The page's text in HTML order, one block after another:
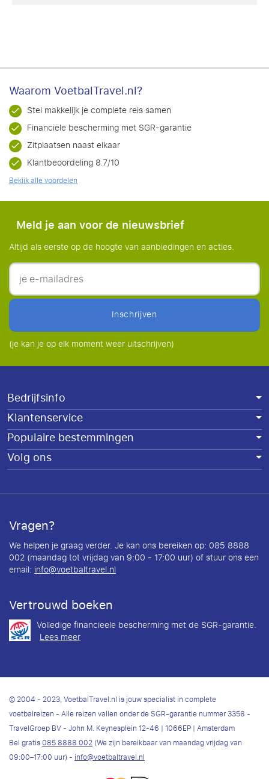
Waarom VoetbalTravel.nl?
Stel makkelijk je complete reis samen
Financiële bescherming met SGR-garantie
Zitplaatsen naast elkaar
Klantbeoordeling 8.7/10
Bekijk alle voordelen
Meld je aan voor de nieuwsbrief
Altijd als eerste op de hoogte van aanbiedingen en acties.
inschrijven
(je kan je op elk moment weer uitschrijven)
Bedrijfsinfo
Klantenservice
Populaire bestemmingen
Volg ons
Vragen?
We helpen je graag verder. Je kan ons bereiken op: 085 8888
002 (maandag tot vrijdag van 9:00 - 17:00 uur) of stuur ons een
email: info@voetbaltravel.nl
Vertrouwd boeken
Volledige financieele bescherming met de SGR-garantie.
Lees meer
© 2004 - 2023, VoetbalTravel.nl is jouw specialist in complete
voetbalreizen - Alle reizen vallen onder de SGR-garantie nummer 3358 -
TravelGroep BV - John M. Keynesplein 12-46 | 1066EP | Amsterdam
Bel gratis085 8888 002(We zijn bereikbaar van maandag vrijdag van
09:00–17:00 uur) -info@voetbaltravel.nl